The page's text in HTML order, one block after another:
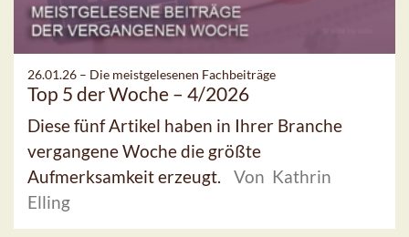
26.01.26 – Die meistgelesenen Fachbeiträge
Top 5 der Woche – 4/2026
Diese fünf Artikel haben in Ihrer Branche
vergangene Woche die größte
Aufmerksamkeit erzeugt.
Von Kathrin
Elling